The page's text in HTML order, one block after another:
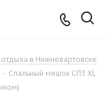
в Нижневартовске
- Спальный мешок СП3 XL